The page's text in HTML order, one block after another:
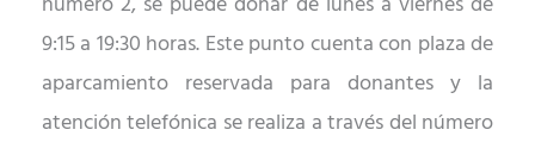
9:15 a 19:30 horas. Este punto cuenta con plaza de
aparcamiento reservada para donantes y la
atención telefónica se realiza a través del número